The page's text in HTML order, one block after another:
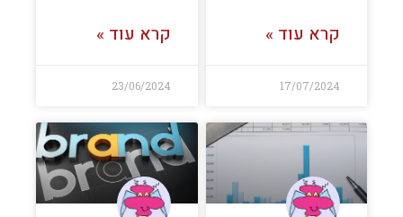
קרא עוד »
17/07/2024
קרא עוד »
23/06/2024